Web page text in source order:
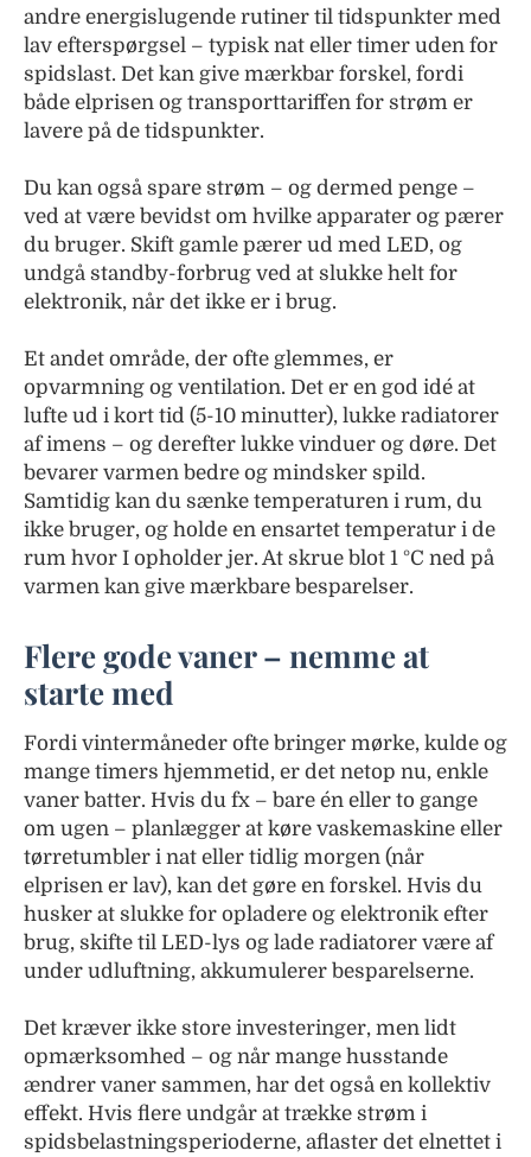
andre energislugende rutiner til tidspunkter med
lav efterspørgsel – typisk nat eller timer uden for
spidslast. Det kan give mærkbar forskel, fordi
både elprisen og transporttariffen for strøm er
lavere på de tidspunkter.
Du kan også spare strøm – og dermed penge –
ved at være bevidst om hvilke apparater og pærer
du bruger. Skift gamle pærer ud med LED, og
undgå standby-forbrug ved at slukke helt for
elektronik, når det ikke er i brug.
Et andet område, der ofte glemmes, er
opvarmning og ventilation. Det er en god idé at
lufte ud i kort tid (5-10 minutter), lukke radiatorer
af imens – og derefter lukke vinduer og døre. Det
bevarer varmen bedre og mindsker spild.
Samtidig kan du sænke temperaturen i rum, du
ikke bruger, og holde en ensartet temperatur i de
rum hvor I opholder jer. At skrue blot 1 °C ned på
varmen kan give mærkbare besparelser.
Flere gode vaner – nemme at
starte med
Fordi vintermåneder ofte bringer mørke, kulde og
mange timers hjemmetid, er det netop nu, enkle
vaner batter. Hvis du fx – bare én eller to gange
om ugen – planlægger at køre vaskemaskine eller
tørretumbler i nat eller tidlig morgen (når
elprisen er lav), kan det gøre en forskel. Hvis du
husker at slukke for opladere og elektronik efter
brug, skifte til LED-lys og lade radiatorer være af
under udluftning, akkumulerer besparelserne.
Det kræver ikke store investeringer, men lidt
opmærksomhed – og når mange husstande
ændrer vaner sammen, har det også en kollektiv
effekt. Hvis flere undgår at trække strøm i
spidsbelastningsperioderne, aflaster det elnettet i